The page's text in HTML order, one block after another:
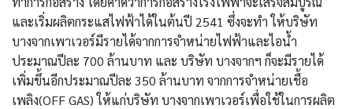
และเริ่มผลิตกระแสไฟฟ้าได้ในต้นปี 2541 ซึ่งจะทำ ให้บริษัท
บางจากเพาเวอร์มีรายได้จากการจำหน่ายไฟฟ้าและไอน้ำ
ประมาณปีละ 700 ล้านบาท และ บริษัท บางจากฯ ก็จะมีรายได้
เพิ่มขึ้นอีกประมาณปีละ 350 ล้านบาท จากการจำหน่ายเชื้อ
เพลิง(OFF GAS) ให้แก่บริษัท บางจากเพาเวอร์เพื่อใช้ในการผลิต